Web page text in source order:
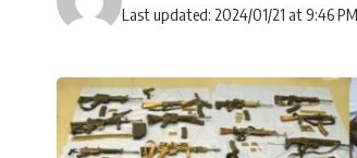
Last updated: 2024/01/21 at 9:46 PM